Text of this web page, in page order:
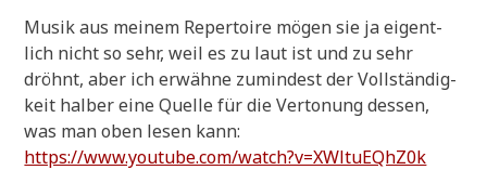
Musik aus mei­nem Reper­toire mögen sie ja eigent­
lich nicht so sehr, weil es zu laut ist und zu sehr
dröhnt, aber ich erwäh­ne zumin­dest der Voll­stän­dig­
keit hal­ber eine Quel­le für die Ver­to­nung des­sen,
was man oben lesen kann:
https://www.youtube.com/watch?v=XWltuEQhZ0k